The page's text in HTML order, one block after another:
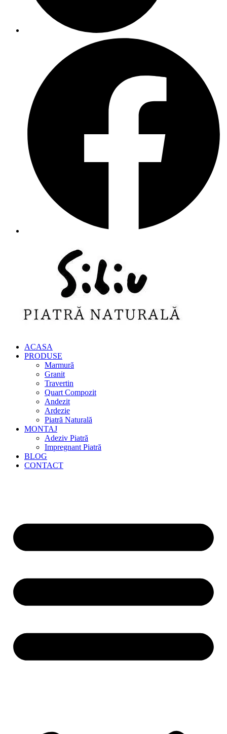
ACASA
PRODUSE
Marmură
Granit
Travertin
Quart Compozit
Andezit
Ardezie
Piatră Naturală
MONTAJ
Adeziv Piatră
Impregnant Piatră
BLOG
CONTACT